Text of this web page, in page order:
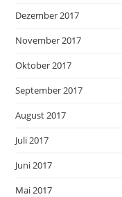
Dezember 2017
November 2017
Oktober 2017
September 2017
August 2017
Juli 2017
Juni 2017
Mai 2017